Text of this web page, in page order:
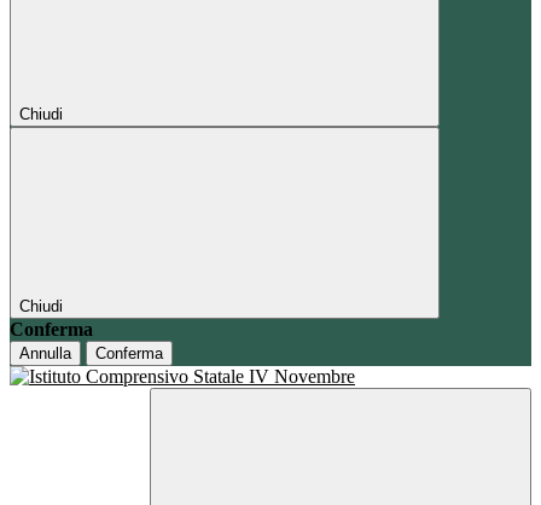
Chiudi
Chiudi
Conferma
Annulla Conferma